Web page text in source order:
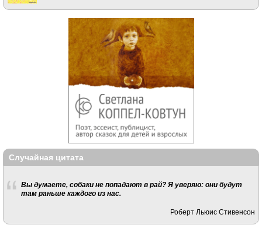
Случайная цитата
Вы думаете, собаки не попадают в рай? Я уверяю: они будут
там раньше каждого из нас.
Роберт Льюис Стивенсон